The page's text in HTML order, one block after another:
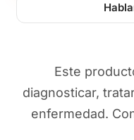
Este
diagnosticar,
enfermedad.